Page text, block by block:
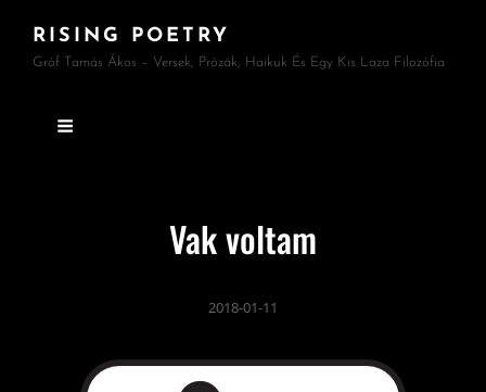
RISING POETRY
Gróf Tamás Ákos – Versek, Prózák, Haikuk És Egy Kis Laza Filozófia
Vak voltam
2018-01-11